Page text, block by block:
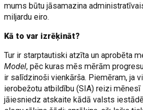
mums būtu jāsamazina
miljardu eiro.
Kā to var izrēķināt?
Tur ir starptautiski atzīta un aprobēta
Model, pēc kuras mēs mērām
ir salīdzinoši vienkārša. Piemēram, ja
ierobežotu atbildību (SIA) reizi mēnesī
jāiesniedz atskaite kādā valsts